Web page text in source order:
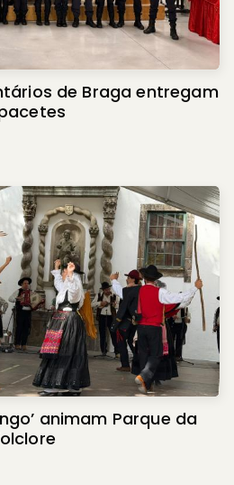
de Braga entregam
animam Parque da